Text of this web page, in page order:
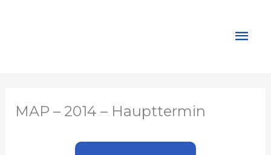
MAP – 2014 – Haupttermin